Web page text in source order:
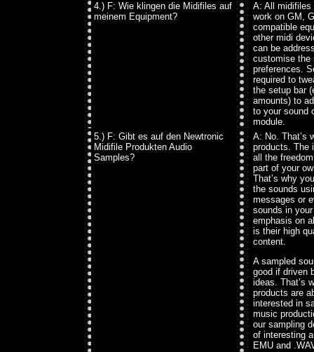
4.) F: Wie klingen die Midifiles auf
meinem Equipment?
A: All midifiles
work on GM,
compatible
other midi
can be
customise the
preferences.
required to
the setup bar
amounts) to
to your sound
module.
5.) F: Gibt es auf den Newtronic
Midifile Produkten Audio
Samples?
A: No. That’s
products. The
all the
part of your
That’s why
the sounds
messages or
sounds in
emphasis on
is their high
content.
A sampled
good if driven
ideas. That’s
products are
interested in
music
our sampling
of interesting
EMU and